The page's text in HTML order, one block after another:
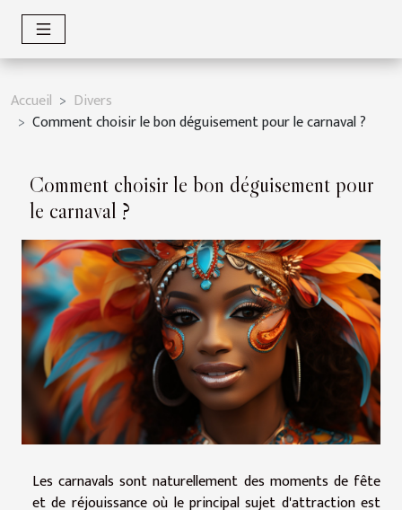
Accueil
Divers
Comment choisir le bon déguisement pour le carnaval ?
Comment choisir le bon déguisement pour
le carnaval ?
Les carnavals sont naturellement des moments de fête
et de réjouissance où le principal sujet d'attraction est